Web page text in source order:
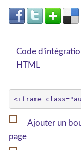
Code
HTML
Ajouter un
page